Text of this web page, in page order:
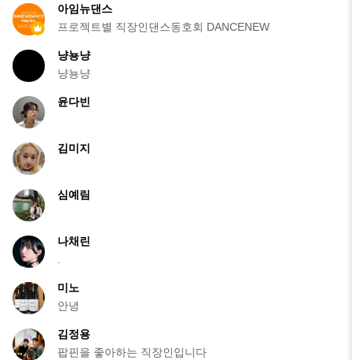
아임뉴댄스
프로젝트별 직장인댄스동호회 DANCENEW
냥뇽냥
냥뇽냥
윤다빈
김미지
심예림
나채린
미노
안녕
김정용
팝핀을 좋아하는 직장인입니다